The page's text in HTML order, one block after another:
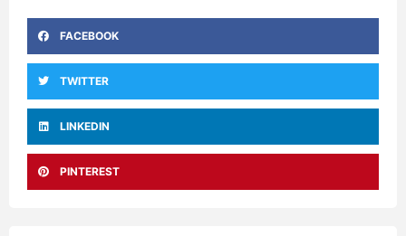
FACEBOOK
TWITTER
LINKEDIN
PINTEREST